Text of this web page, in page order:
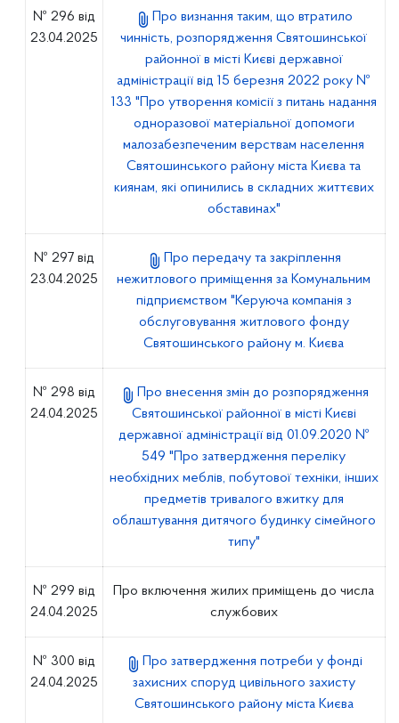
№ 296 від
23.04.2025
Про визнання таким, що втратило
чинність, розпорядження Святошинської
районної в місті Києві державної
адміністрації від 15 березня 2022 року №
133 "Про утворення комісії з питань надання
одноразової матеріальної допомоги
малозабезпеченим верствам населення
Святошинського району міста Києва та
киянам, які опинились в складних життєвих
обставинах"
№ 297 від
23.04.2025
Про передачу та закріплення
нежитлового приміщення за Комунальним
підприємством "Керуюча компанія з
обслуговування житлового фонду
Святошинського району м. Києва
№ 298 від
24.04.2025
Про внесення змін до розпорядження
Святошинської районної в місті Києві
державної адміністрації від 01.09.2020 №
549 "Про затвердження переліку
необхідних меблів, побутової техніки, інших
предметів тривалого вжитку для
облаштування дитячого будинку сімейного
типу"
№ 299 від
24.04.2025
Про включення жилих приміщень до числа
службових
№ 300 від
24.04.2025
Про затвердження потреби у фонді
захисних споруд цивільного захисту
Святошинського району міста Києва